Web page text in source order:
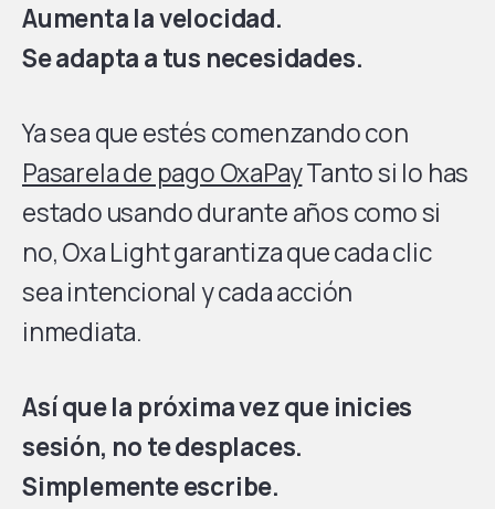
Aumenta la velocidad.
Se adapta a tus necesidades.
Ya sea que estés comenzando con
Pasarela de pago OxaPayTanto si lo has
estado usando durante años como si
no, Oxa Light garantiza que cada clic
sea intencional y cada acción
inmediata.
Así que la próxima vez que inicies
sesión, no te desplaces.
Simplemente escribe.